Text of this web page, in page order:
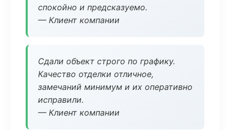
спокойно и предсказуемо.
— Клиент компании
Сдали объект строго по графику.
Качество отделки отличное,
замечаний минимум и их оперативно
исправили.
— Клиент компании